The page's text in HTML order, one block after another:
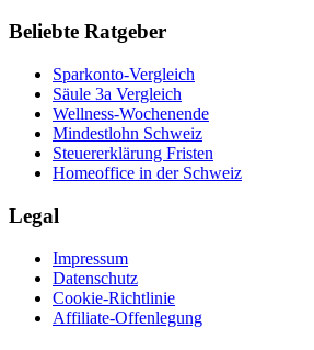
Beliebte Ratgeber
Sparkonto-Vergleich
Säule 3a Vergleich
Wellness-Wochenende
Mindestlohn Schweiz
Steuererklärung Fristen
Homeoffice in der Schweiz
Legal
Impressum
Datenschutz
Cookie-Richtlinie
Affiliate-Offenlegung